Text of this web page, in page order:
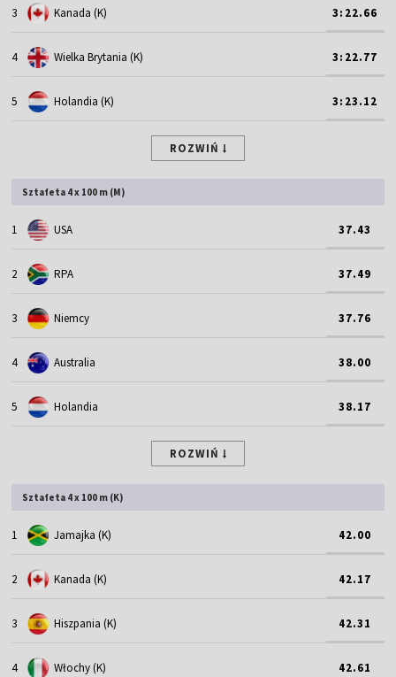
3 Kanada (K) 3:22.66
4 Wielka Brytania (K) 3:22.77
5 Holandia (K) 3:23.12
ROZWIŃ
Sztafeta 4 x 100 m (M)
1 USA 37.43
2 RPA 37.49
3 Niemcy 37.76
4 Australia 38.00
5 Holandia 38.17
ROZWIŃ
Sztafeta 4 x 100 m (K)
1 Jamajka (K) 42.00
2 Kanada (K) 42.17
3 Hiszpania (K) 42.31
4 Włochy (K) 42.61